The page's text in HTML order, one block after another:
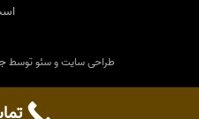
طراحی سایت و سئو توسط